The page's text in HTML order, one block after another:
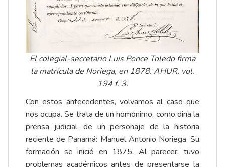
El colegial-secretario Luis Ponce Toledo firma
la matrícula de Noriega, en 1878. AHUR, vol.
194 f. 3.
Con estos antecedentes, volvamos al caso que
nos ocupa. Se trata de un homónimo, como diría la
prensa judicial, de un personaje de la historia
reciente de Panamá: Manuel Antonio Noriega. Su
formación se inició en 1875. Al parecer, tuvo
problemas académicos antes de presentarse la